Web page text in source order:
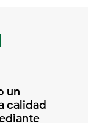
un
calidad